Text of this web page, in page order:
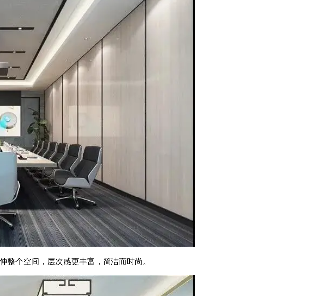
个空间，层次感更丰富，简洁而时尚。